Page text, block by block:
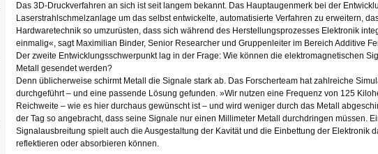
Das 3D-Druckverfahren an sich ist seit langem bekannt. Das Hauptaugenmerk bei der
Laserstrahlschmelzanlage um das selbst entwickelte, automatisierte Verfahren zu erweitern,
Hardwaretechnik so umzurüsten, dass sich während des Herstellungsprozesses Elektronik
einmalig«, sagt Maximilian Binder, Senior Researcher und Gruppenleiter im Bereich Additive
Der zweite Entwicklungsschwerpunkt lag in der Frage: Wie können die elektromagnetischen
Metall gesendet werden?
Denn üblicherweise schirmt Metall die Signale stark ab. Das Forscherteam hat zahlreiche
durchgeführt – und eine passende Lösung gefunden. »Wir nutzen eine Frequenz von 125
Reichweite – wie es hier durchaus gewünscht ist – und wird weniger durch das Metall
der Tag so angebracht, dass seine Signale nur einen Millimeter Metall durchdringen müssen.
Signalausbreitung spielt auch die Ausgestaltung der Kavität und die Einbettung der Elektronik
reflektieren oder absorbieren können.